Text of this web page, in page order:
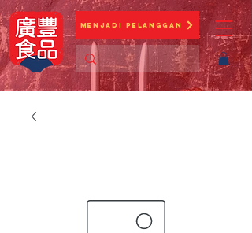
Menjadi Pelanggan